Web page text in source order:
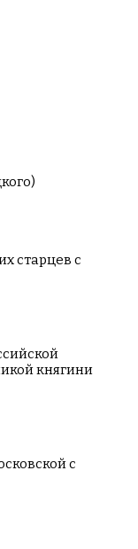
старцев с
княгини
с